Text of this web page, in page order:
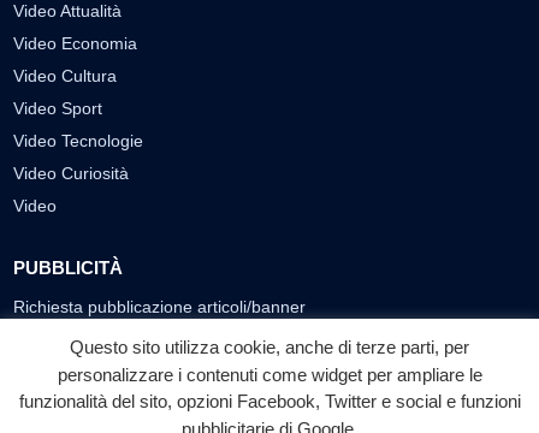
Video Attualità
Video Economia
Video Cultura
Video Sport
Video Tecnologie
Video Curiosità
Video
PUBBLICITÀ
Richiesta pubblicazione articoli/banner
SEGUICI SUI SOCIAL
f ◎ ▶
Questo sito utilizza cookie, anche di terze parti, per
personalizzare i contenuti come widget per ampliare le
funzionalità del sito, opzioni Facebook, Twitter e social e funzioni
pubblicitarie di Google.